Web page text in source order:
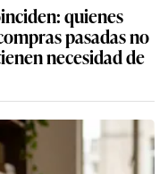
quienes
pasadas no
necesidad de